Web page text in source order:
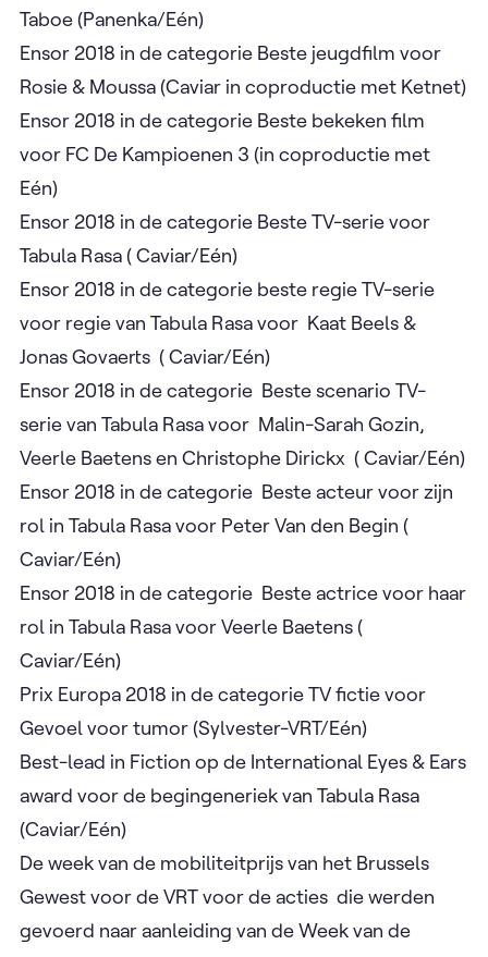
Taboe (Panenka/Eén)
Ensor 2018 in de categorie Beste jeugdfilm voor
Rosie & Moussa (Caviar in coproductie met Ketnet)
Ensor 2018 in de categorie Beste bekeken film
voor FC De Kampioenen 3 (in coproductie met
Eén)
Ensor 2018 in de categorie Beste TV-serie voor
Tabula Rasa ( Caviar/Eén)
Ensor 2018 in de categorie beste regie TV-serie
voor regie van Tabula Rasa voor Kaat Beels &
Jonas Govaerts ( Caviar/Eén)
Ensor 2018 in de categorie Beste scenario TV-
serie van Tabula Rasa voor Malin-Sarah Gozin,
Veerle Baetens en Christophe Dirickx ( Caviar/Eén)
Ensor 2018 in de categorie Beste acteur voor zijn
rol in Tabula Rasa voor Peter Van den Begin (
Caviar/Eén)
Ensor 2018 in de categorie Beste actrice voor haar
rol in Tabula Rasa voor Veerle Baetens (
Caviar/Eén)
Prix Europa 2018 in de categorie TV fictie voor
Gevoel voor tumor (Sylvester-VRT/Eén)
Best-lead in Fiction op de International Eyes & Ears
award voor de begingeneriek van Tabula Rasa
(Caviar/Eén)
De week van de mobiliteitprijs van het Brussels
Gewest voor de VRT voor de acties die werden
gevoerd naar aanleiding van de Week van de